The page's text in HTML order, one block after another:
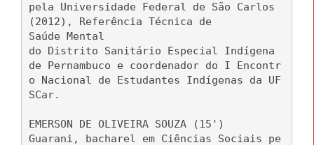
pela Universidade Federal de São Carlos
(2012), Referência Técnica de
Saúde Mental
do Distrito Sanitário Especial Indígena
de Pernambuco e coordenador do I Encontr
o Nacional de Estudantes Indígenas da UF
SCar.
EMERSON DE OLIVEIRA SOUZA (15')
Guarani, bacharel em Ciências Sociais pe